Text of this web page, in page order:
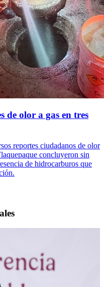
de olor a gas en tres
reportes ciudadanos de olor
concluyeron sin
de hidrocarburos que